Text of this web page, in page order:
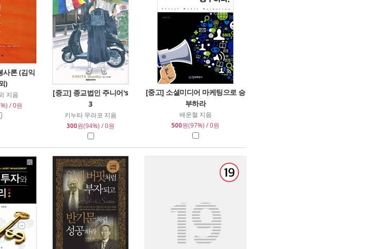
사론 (김익
)
지음
/ 0원
[중고] 종교법인 주니어's
3
키누타 무라코 지음
300원(94%) / 0원
[중고] 소셜미디어 마케팅으로 승
부하라
배운철 지음
500원(97%) / 0원